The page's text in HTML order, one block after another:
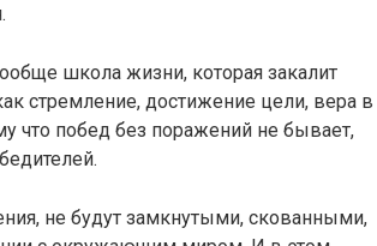
школа жизни, которая закалит
стремление, достижение цели, вера в
что побед без поражений не бывает,
не будут замкнутыми, скованными,